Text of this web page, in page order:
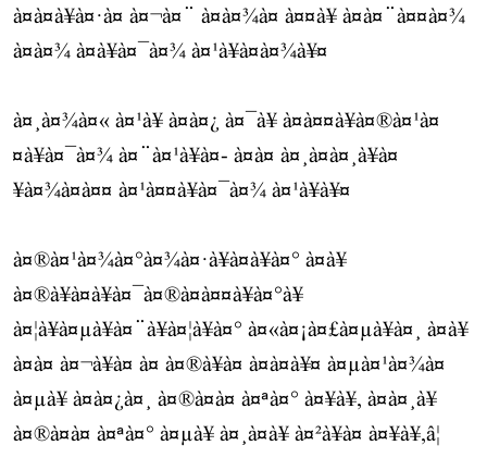
à¤­à¤à¥à¤·à¤ à¤¬à¤¨ à¤à¤¾à¤ à¤¤à¥ à¤à¤¨à¤¤à¤¾
à¤à¤¾ à¤à¥à¤¯à¤¾ à¤¹à¥à¤à¤¾à¥¤
à¤¸à¤¾à¤« à¤¹à¥ à¤à¤¿ à¤¯à¥ à¤à¤¤à¥à¤®à¤¹à¤
¤à¥à¤¯à¤¾ à¤¨à¤¹à¥à¤- à¤à¤ à¤¸à¤à¤¸à¥à¤
¥à¤¾à¤à¤¤ à¤¹à¤¤à¥à¤¯à¤¾ à¤¹à¥à¥¤
à¤®à¤¹à¤¾à¤°à¤¾à¤·à¥à¤à¥à¤° à¤à¥
à¤®à¥à¤à¥à¤¯à¤®à¤à¤¤à¥à¤°à¥
à¤¦à¥à¤µà¥à¤¨à¥à¤¦à¥à¤° à¤«à¤¡à¤£à¤µà¥à¤¸ à¤à¥
à¤à¤ à¤¬à¥à¤ à¤ à¤®à¥à¤ à¤à¤à¥¤ à¤µà¤¹à¤¾à¤
à¤µà¥ à¤à¤¿à¤¸ à¤®à¤à¤ à¤ªà¤° à¤¥à¥, à¤à¤¸à¥
à¤®à¤à¤ à¤ªà¤° à¤µà¥ à¤¸à¤­à¥ à¤²à¥à¤ à¤¥à¥,â¦